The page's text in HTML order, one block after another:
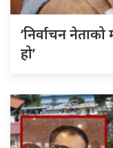
‘निर्वाचन
हो’